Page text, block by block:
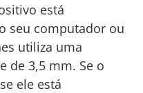
está
seu computador ou
utiliza uma
de 3,5 mm. Se o
ele está